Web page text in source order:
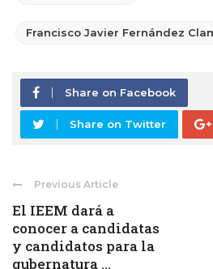
Francisco Javier Fernández
Share on Facebook
Share on Twitter
Previous Article
El IEEM dará a
conocer a candidatas
y candidatos para la
gubernatura ...